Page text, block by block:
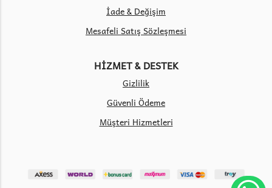
İade & Değişim
Mesafeli Satış Sözleşmesi
HİZMET & DESTEK
Gizlilik
Güvenli Ödeme
Müşteri Hizmetleri